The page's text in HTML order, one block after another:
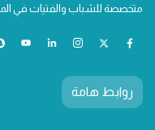
متخصصة للشباب والفتيات في
روابط هامة